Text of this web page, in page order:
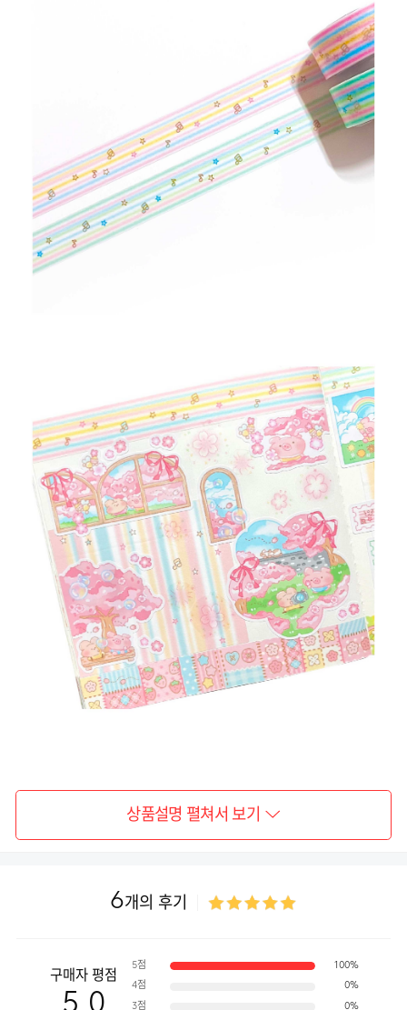
상품설명 펼쳐서 보기
6개의 후기
구매자 평점
5점 100%
4점 0%
3점 0%